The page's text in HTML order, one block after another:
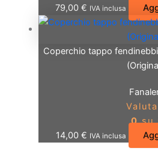
79,00€ IVA inclusa
Coperchio tappo
0su
14,00 € IVA inclusa